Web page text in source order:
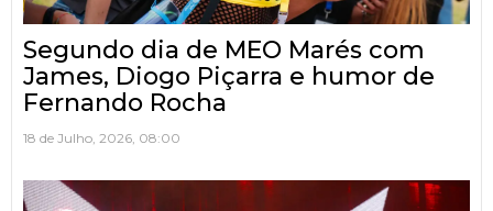
Segundo dia de MEO Marés com
James, Diogo Piçarra e humor de
Fernando Rocha
18 de Julho, 2026, 08:00